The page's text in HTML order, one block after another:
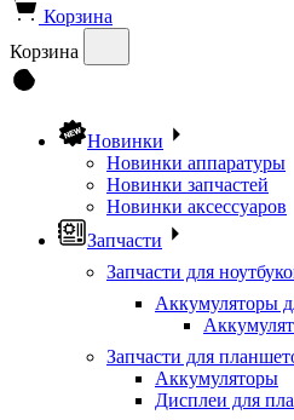
Корзина
Корзина
Новинки
Новинки аппаратуры
Новинки запчастей
Новинки аксессуаров
Запчасти
Запчасти для
Аккумуляторы
Запчасти для
Аккумуляторы
Дисплеи для